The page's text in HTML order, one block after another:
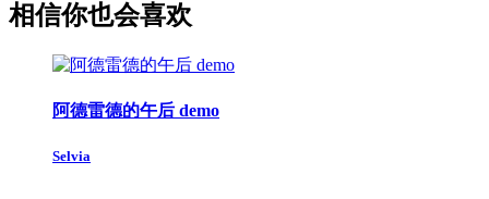
相信你也会喜欢
阿德雷德的午后 demo
Selvia